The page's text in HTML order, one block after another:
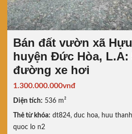
Bán đất vườn xã
huyện Đức Hòa, L.A:
đường xe hơi
1.300.000.000vnđ
Diện tích: 536 m²
Thẻ từ khóa: dt824, duc hoa, huu thanh
quoc lo n2